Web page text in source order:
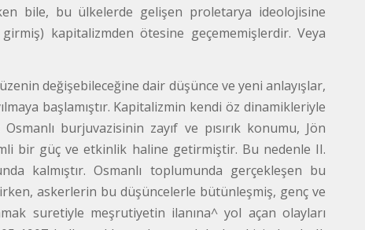
bile, bu ülkelerde gelişen proletarya ideolojisine
girmiş) kapitalizmden ötesine geçememişlerdir. Veya
değişebileceğine dair düşünce ve yeni anlayışlar,
başlamıştır. Kapitalizmin kendi öz dinamikleriyle
burjuvazisinin zayıf ve pısırık konumu, Jön
bir güç ve etkinlik haline getirmiştir. Bu nedenle II.
kalmıştır. Osmanlı toplumunda gerçekleşen bu
askerlerin bu düşüncelerle bütünleşmiş, genç ve
suretiyle meşrutiyetin ilanına^ yol açan olayları